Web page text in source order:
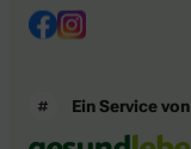
Ein Service von